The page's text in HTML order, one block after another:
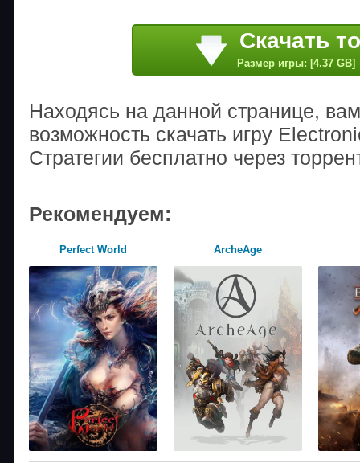
Скачать
Размер игры: [4.37 GB]
Находясь на данной странице,
возможность скачать игру
Стратегии бесплатно через
Рекомендуем:
Perfect World ArcheAge